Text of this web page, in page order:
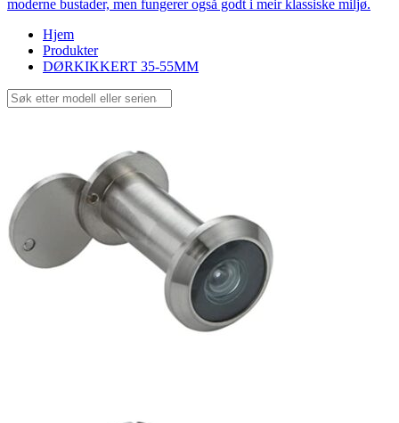
moderne bustader, men fungerer også godt i meir klassiske miljø.
Hjem
Produkter
DØRKIKKERT 35-55MM